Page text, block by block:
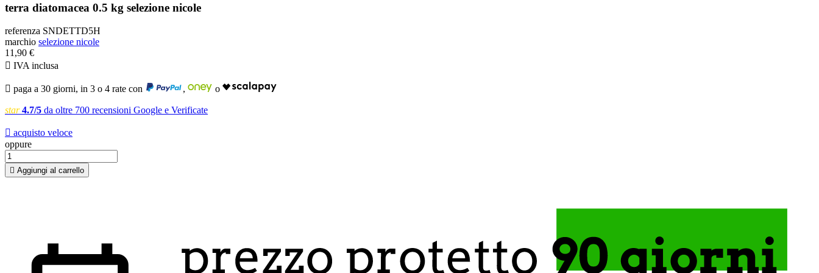
terra diatomacea 0.5 kg selezione nicole
referenza SNDETTD5H
marchio selezione nicole
11,90 €
 IVA inclusa
 paga a 30 giorni, in 3 o 4 rate con , o
star 4.7/5 da oltre 700 recensioni Google e Verificate
 acquisto veloce
oppure
 Aggiungi al carrello